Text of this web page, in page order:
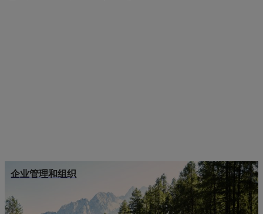
企业管理和组织